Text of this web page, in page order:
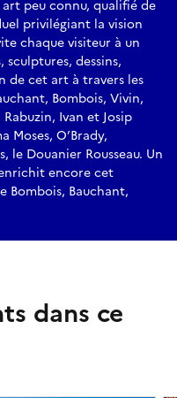
peu connu, qualifié de
privilégiant la vision
chaque visiteur à un
dessins,
de cet art à travers les
Bombois, Vivin,
Ivan et Josip
Moses, O’Brady,
le Douanier Rousseau. Un
encore cet
Bombois, Bauchant,
dans ce